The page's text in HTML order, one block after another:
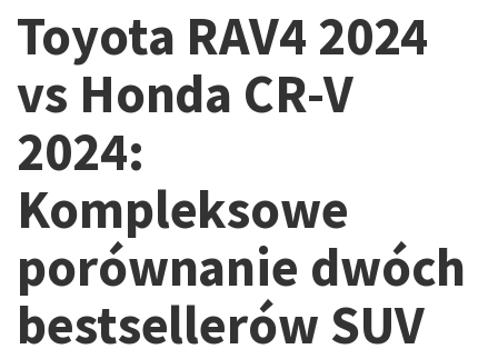
Toyota RAV4 2024
vs Honda CR-V
2024:
Kompleksowe
porównanie dwóch
bestsellerów SUV